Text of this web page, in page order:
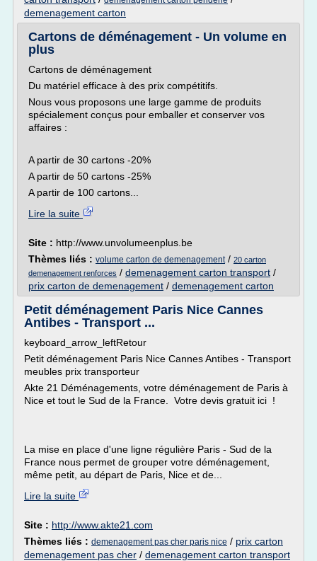
demenagement carton
Cartons de déménagement - Un volume en
plus
Cartons de déménagement
Du matériel efficace à des prix compétitifs.
Nous vous proposons une large gamme de produits
spécialement conçus pour emballer et conserver vos
affaires :
A partir de 30 cartons -20%
A partir de 50 cartons -25%
A partir de 100 cartons...
Lire la suite
Site : http://www.unvolumeenplus.be
Thèmes liés : volume carton de demenagement/ 20 carton
demenagement renforces / demenagement carton transport /
prix carton de demenagement / demenagement carton
Petit déménagement Paris Nice Cannes
Antibes - Transport ...
keyboard_arrow_leftRetour
Petit déménagement Paris Nice Cannes Antibes - Transport
meubles prix transporteur
Akte 21 Déménagements, votre déménagement de Paris à
Nice et tout le Sud de la France. Votre devis gratuit ici !
La mise en place d'une ligne régulière Paris - Sud de la
France nous permet de grouper votre déménagement,
même petit, au départ de Paris, Nice et de...
Lire la suite
Site : http://www.akte21.com
Thèmes liés : demenagement pas cher paris nice / prix carton
demenagement pas cher / demenagement carton transport